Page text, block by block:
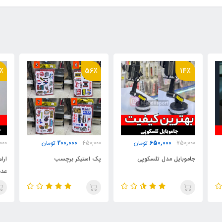
56٪
450,000
200,000 تومان
پک استیکر برچسب
27٪
300,000
220,000 تومان